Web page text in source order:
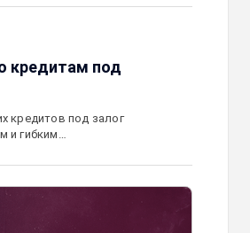
кредитам под
кредитов под залог
и гибким…